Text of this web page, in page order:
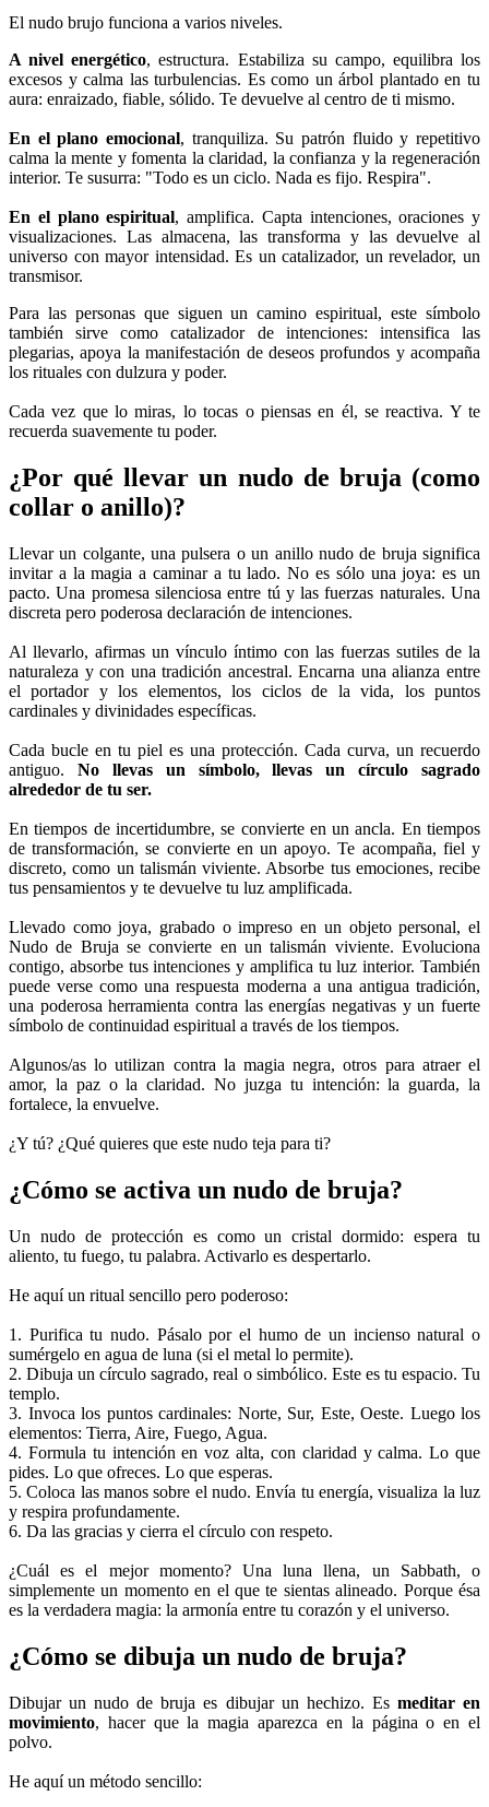
El nudo brujo funciona a varios niveles.
A nivel energético, estructura. Estabiliza su campo, equilibra los
excesos y calma las turbulencias. Es como un árbol plantado en tu
aura: enraizado, fiable, sólido. Te devuelve al centro de ti mismo.
En el plano emocional, tranquiliza. Su patrón fluido y repetitivo
calma la mente y fomenta la claridad, la confianza y la regeneración
interior. Te susurra: "Todo es un ciclo. Nada es fijo. Respira".
En el plano espiritual, amplifica. Capta intenciones, oraciones y
visualizaciones. Las almacena, las transforma y las devuelve al
universo con mayor intensidad. Es un catalizador, un revelador, un
transmisor.
Para las personas que siguen un camino espiritual, este símbolo
también sirve como catalizador de intenciones: intensifica las
plegarias, apoya la manifestación de deseos profundos y acompaña
los rituales con dulzura y poder.
Cada vez que lo miras, lo tocas o piensas en él, se reactiva. Y te
recuerda suavemente tu poder.
¿Por qué llevar un nudo de bruja (como
collar o anillo)?
Llevar un colgante, una pulsera o un anillo nudo de bruja significa
invitar a la magia a caminar a tu lado. No es sólo una joya: es un
pacto. Una promesa silenciosa entre tú y las fuerzas naturales. Una
discreta pero poderosa declaración de intenciones.
Al llevarlo, afirmas un vínculo íntimo con las fuerzas sutiles de la
naturaleza y con una tradición ancestral. Encarna una alianza entre
el portador y los elementos, los ciclos de la vida, los puntos
cardinales y divinidades específicas.
Cada bucle en tu piel es una protección. Cada curva, un recuerdo
antiguo. No llevas un símbolo, llevas un círculo sagrado
alrededor de tu ser.
En tiempos de incertidumbre, se convierte en un ancla. En tiempos
de transformación, se convierte en un apoyo. Te acompaña, fiel y
discreto, como un talismán viviente. Absorbe tus emociones, recibe
tus pensamientos y te devuelve tu luz amplificada.
Llevado como joya, grabado o impreso en un objeto personal, el
Nudo de Bruja se convierte en un talismán viviente. Evoluciona
contigo, absorbe tus intenciones y amplifica tu luz interior. También
puede verse como una respuesta moderna a una antigua tradición,
una poderosa herramienta contra las energías negativas y un fuerte
símbolo de continuidad espiritual a través de los tiempos.
Algunos/as lo utilizan contra la magia negra, otros para atraer el
amor, la paz o la claridad. No juzga tu intención: la guarda, la
fortalece, la envuelve.
¿Y tú? ¿Qué quieres que este nudo teja para ti?
¿Cómo se activa un nudo de bruja?
Un nudo de protección es como un cristal dormido: espera tu
aliento, tu fuego, tu palabra. Activarlo es despertarlo.
He aquí un ritual sencillo pero poderoso:
1. Purifica tu nudo. Pásalo por el humo de un incienso natural o
sumérgelo en agua de luna (si el metal lo permite).
2. Dibuja un círculo sagrado, real o simbólico. Este es tu espacio. Tu
templo.
3. Invoca los puntos cardinales: Norte, Sur, Este, Oeste. Luego los
elementos: Tierra, Aire, Fuego, Agua.
4. Formula tu intención en voz alta, con claridad y calma. Lo que
pides. Lo que ofreces. Lo que esperas.
5. Coloca las manos sobre el nudo. Envía tu energía, visualiza la luz
y respira profundamente.
6. Da las gracias y cierra el círculo con respeto.
¿Cuál es el mejor momento? Una luna llena, un Sabbath, o
simplemente un momento en el que te sientas alineado. Porque ésa
es la verdadera magia: la armonía entre tu corazón y el universo.
¿Cómo se dibuja un nudo de bruja?
Dibujar un nudo de bruja es dibujar un hechizo. Es meditar en
movimiento, hacer que la magia aparezca en la página o en el
polvo.
He aquí un método sencillo: